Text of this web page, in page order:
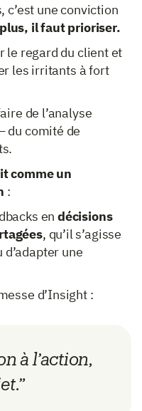
c’est une conviction
il faut prioriser.
le regard du client et
les irritants à fort
de l’analyse
du comité de
comme un
:
en décisions
, qu’il s’agisse
une
d’Insight :
à l’action,